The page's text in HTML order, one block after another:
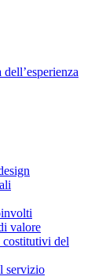
valore
costitutivi del
servizio